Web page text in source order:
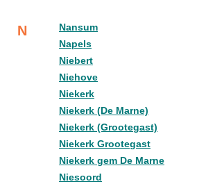
N
Nansum
Napels
Niebert
Niehove
Niekerk
Niekerk (De Marne)
Niekerk (Grootegast)
Niekerk Grootegast
Niekerk gem De Marne
Niesoord